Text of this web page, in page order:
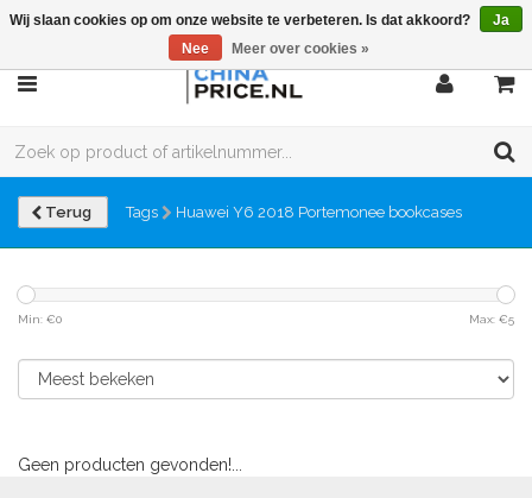
Terug Tags Huawei Y6 2018 Portemonee bookcases
Min: €0 Max: €5
Geen producten gevonden!...
Wij slaan cookies op om onze website te verbeteren. Is dat akkoord?
Ja
Nee
Meer over cookies »